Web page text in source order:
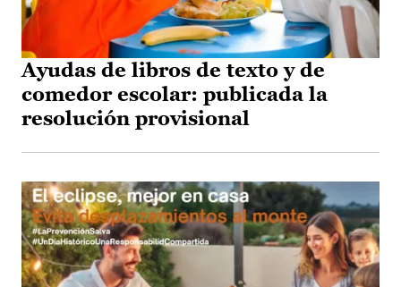
Ayudas de libros de texto y de
comedor escolar: publicada la
resolución provisional